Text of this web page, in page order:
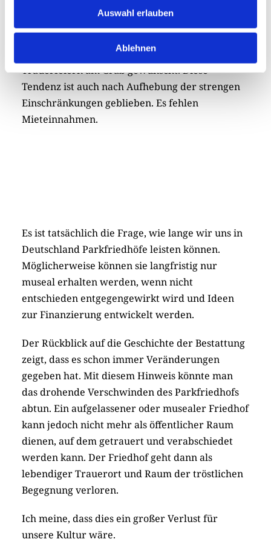
Auswahl erlauben
Ablehnen
vermehrt auf die Hallennutzung verzichtet und
Trauerfeiern am Grab gewünscht. Diese
Tendenz ist auch nach Aufhebung der strengen
Einschränkungen geblieben. Es fehlen
Mieteinnahmen.
Es ist tatsächlich die Frage, wie lange wir uns in
Deutschland Parkfriedhöfe leisten können.
Möglicherweise können sie langfristig nur
museal erhalten werden, wenn nicht
entschieden entgegengewirkt wird und Ideen
zur Finanzierung entwickelt werden.
Der Rückblick auf die Geschichte der Bestattung
zeigt, dass es schon immer Veränderungen
gegeben hat. Mit diesem Hinweis könnte man
das drohende Verschwinden des Parkfriedhofs
abtun. Ein aufgelassener oder musealer Friedhof
kann jedoch nicht mehr als öffentlicher Raum
dienen, auf dem getrauert und verabschiedet
werden kann. Der Friedhof geht dann als
lebendiger Trauerort und Raum der tröstlichen
Begegnung verloren.
Ich meine, dass dies ein großer Verlust für
unsere Kultur wäre.